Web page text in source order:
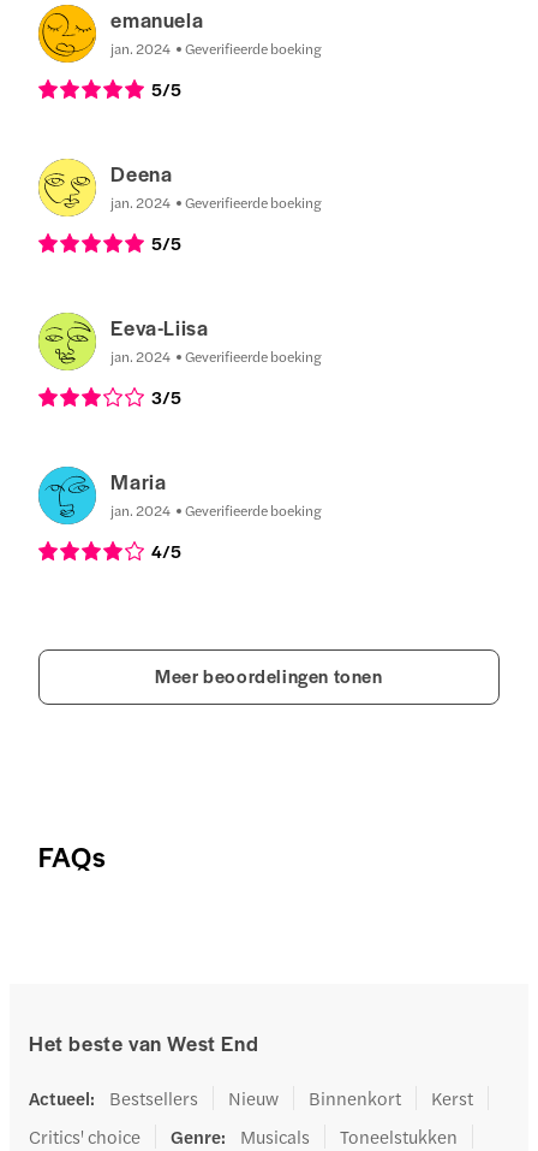
emanuela
jan. 2024 Geverifieerde boeking
5/5
Deena
jan. 2024 Geverifieerde boeking
5/5
Eeva-Liisa
jan. 2024 Geverifieerde boeking
3/5
Maria
jan. 2024 Geverifieerde boeking
4/5
Meer beoordelingen tonen
FAQs
Het beste van West End
Actueel: Bestsellers Nieuw Binnenkort
Kerst
Critics' choice
Genre: Musicals
Toneelstukken